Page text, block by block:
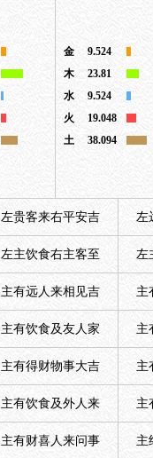
金
9.524
木
23.81
水
9.524
火
19.048
土
38.094
左贵客来右平安吉 左
左主饮食右主客至 左
主有远人来相见吉 主
主有饮食及友人家 主
主有得财物事大吉 主
主有饮食及外人来 主
主有财喜人来问事 主